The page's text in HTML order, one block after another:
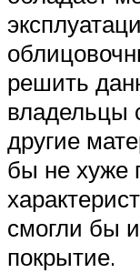
решить
владельцы
другие
бы не хуже
смогли бы
покрытие.